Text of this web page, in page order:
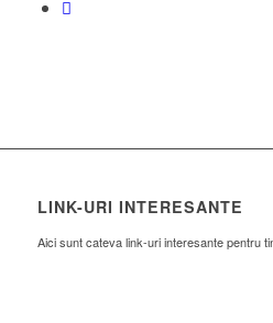
LINK-URI INTERESANTE
Aici sunt cateva link-uri interesante pentru